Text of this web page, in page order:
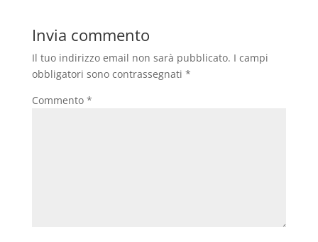
Invia commento
Il tuo indirizzo email non sarà pubblicato. I campi
obbligatori sono contrassegnati *
Commento *